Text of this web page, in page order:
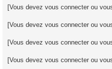
[Vous devez vous connecter ou
[Vous devez vous connecter ou
[Vous devez vous connecter ou
[Vous devez vous connecter ou